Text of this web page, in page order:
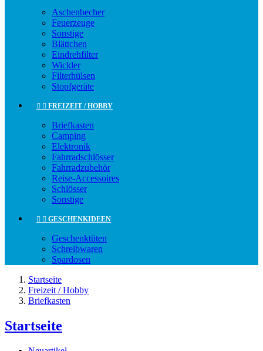
Aschenbecher
Feuerzeuge
Sonstige
Blättchen
Eindrehfilter
Wickler
Filterhülsen
Stopfgeräte
  FREIZEIT / HOBBY
Briefkasten
Camping
Elektronik
Fahrradschlösser
Fahrradzubehör
Reise-Accessoires
Schlösser
Sonstige
  GESCHENKIDEEN
Geschenktüten
Schreibwaren
Spardosen
Startseite
Freizeit / Hobby
Briefkasten
Startseite